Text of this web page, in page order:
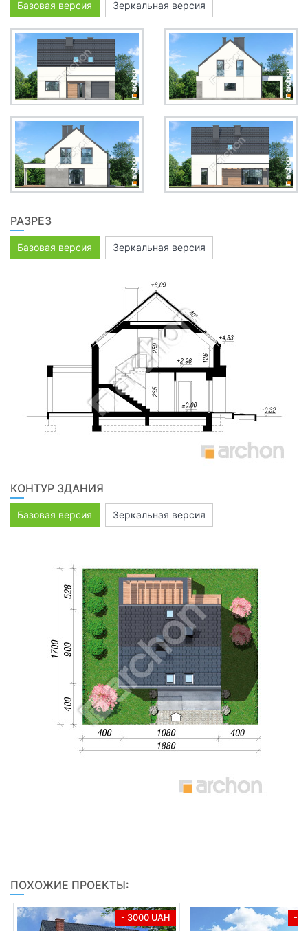
Базовая версия Зеркальная версия
РАЗРЕЗ
Базовая версия Зеркальная версия
КОНТУР ЗДАНИЯ
Базовая версия Зеркальная версия
ПОХОЖИЕ ПРОЕКТЫ:
- 3000 UAH -